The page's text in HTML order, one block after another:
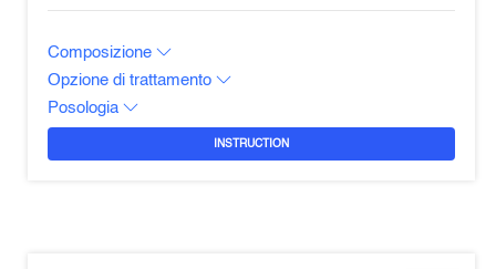
Composizione
Opzione di trattamento
Posologia
INSTRUCTION